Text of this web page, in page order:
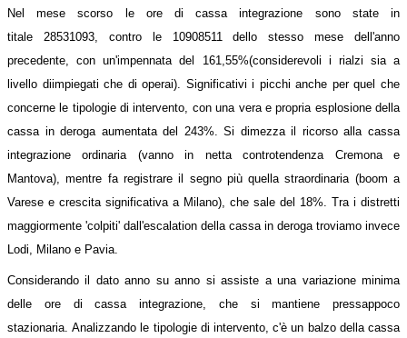
Nel mese scorso le ore di cassa integrazione sono state in
titale 28531093, contro le 10908511 dello stesso mese dell'anno
precedente, con un'impennata del 161,55%(considerevoli i rialzi sia a
livello diimpiegati che di operai). Significativi i picchi anche per quel che
concerne le tipologie di intervento, con una vera e propriaesplosione della
cassa in deroga aumentata del 243%. Si dimezza il ricorso alla cassa
integrazione ordinaria(vanno in netta controtendenza Cremona e
Mantova), mentre fa registrare il segno più quella straordinaria (boom a
Varese e crescita significativa a Milano), che sale del 18%. Tra i distretti
maggiormente 'colpiti' dall'escalation della cassa in deroga troviamo invece
Lodi, Milano e Pavia.
Considerando il dato anno su anno si assiste a una variazione minima
delle ore di cassa integrazione, che si mantiene pressappoco
stazionaria. Analizzando le tipologie di intervento, c'è un balzo della cassa